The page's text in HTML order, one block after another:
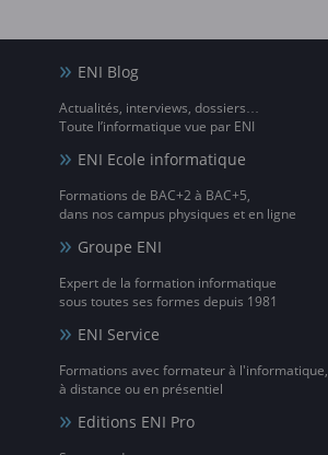
ENI Blog
Actualités, interviews, dossiers…
Toute l’informatique vue par ENI
ENI Ecole informatique
Formations de BAC+2 à BAC+5,
dans nos campus physiques et en ligne
Groupe ENI
Expert de la formation informatique
sous toutes ses formes depuis 1981
ENI Service
Formations avec formateur à l'informatique,
à distance ou en présentiel
Editions ENI Pro